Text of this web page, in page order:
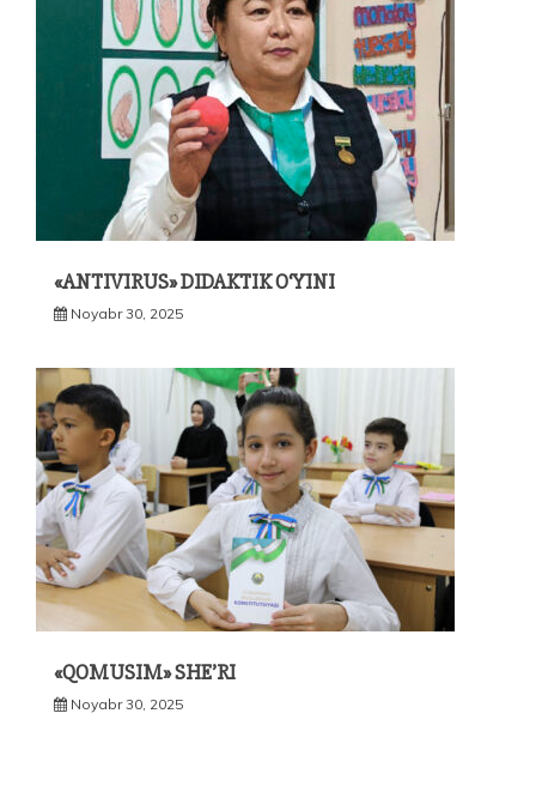
«ANTIVIRUS» DIDAKTIK O‘YINI
Noyabr 30, 2025
«QOMUSIM» SHE’RI
Noyabr 30, 2025